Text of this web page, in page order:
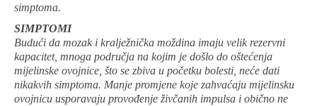
simptoma.
SIMPTOMI
Budući da mozak i kralježnička moždina imaju velik rezervni
kapacitet, mnoga područja na kojim je došlo do oštećenja
mijelinske ovojnice, što se zbiva u početku bolesti, neće dati
nikakvih simptoma. Manje promjene koje zahvaćaju mijelinsku
ovojnicu usporavaju provođenje živčanih impulsa i obično ne